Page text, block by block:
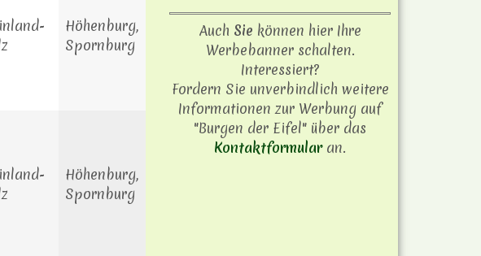
Höhenburg,
Spornburg
Höhenburg,
Spornburg
Auch Sie können hier Ihre
Werbebanner schalten.
Interessiert?
Fordern Sie unverbindlich weitere
Informationen zur Werbung auf
"Burgen der Eifel" über das
Kontaktformularan.